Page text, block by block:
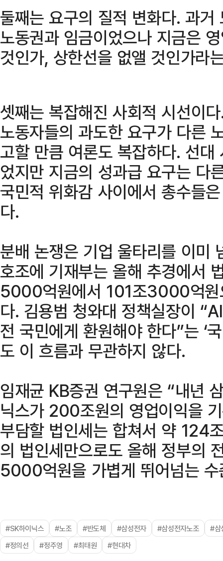
둘째는 요구의 질적 변화다. 과
노동권과 임금이었으나 지금은
것인가, 상한선을 없앨 것인가라
셋째는 복잡해진 사회적 시선이
노동자들의 과도한 요구가 다른
고할 만큼 여론도 복잡하다. 선
었지만 지금의 성과급 요구는 다
국민적 위화감 사이에서 총수들
다.
분배 논쟁은 기업 울타리를 이미
호조에 기재부는 올해 추경에서
5000억원에서 101조3000억
다. 김용범 청와대 정책실장이
전 국민에게 환원해야 한다”는 ‘
도 이 흐름과 무관하지 않다.
임재균 KB증권 연구원은 “내년
닉스가 200조원의 영업이익을
부담할 법인세는 합쳐서 약 124
의 법인세만으로도 올해 정부의
5000억원을 가볍게 뛰어넘는 수
#SK하이닉스 #노조 #반도체 #삼성전자 #삼성전자노조
#삼
#정의선
#정주영 #최태원 #현대차